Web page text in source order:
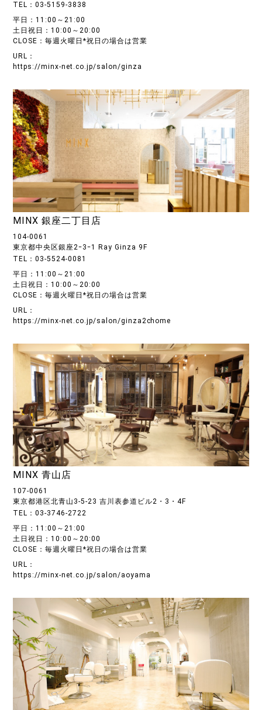
TEL：03-5159-3838
平日：11:00～21:00
土日祝日：10:00～20:00
CLOSE：毎週火曜日*祝日の場合は営業
URL：
https://minx-net.co.jp/salon/ginza
MINX 銀座二丁目店
104-0061
東京都中央区銀座2ｰ3ｰ1 Ray Ginza 9F
TEL：03-5524-0081
平日：11:00～21:00
土日祝日：10:00～20:00
CLOSE：毎週火曜日*祝日の場合は営業
URL：
https://minx-net.co.jp/salon/ginza2chome
MINX 青山店
107-0061
東京都港区北青山3-5-23 吉川表参道ビル2・3・4F
TEL：03-3746-2722
平日：11:00～21:00
土日祝日：10:00～20:00
CLOSE：毎週火曜日*祝日の場合は営業
URL：
https://minx-net.co.jp/salon/aoyama